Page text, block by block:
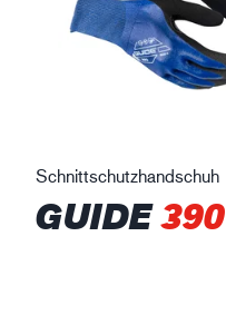
Schnittschutzhandschuh
GUIDE390